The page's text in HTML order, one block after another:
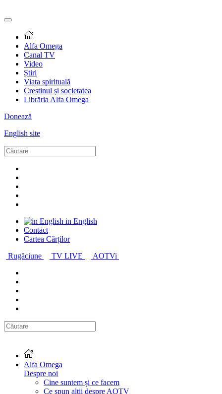
Alfa Omega
Canal TV
Video
Știri
Viața spirituală
Creștinul și societatea
Librăria Alfa Omega
Donează
English site
in English
Contact
Cartea Cărților
Rugăciune
TV LIVE AOTVi
Alfa Omega
Despre noi
Cine suntem și ce facem
Ce spun alții despre AOTV